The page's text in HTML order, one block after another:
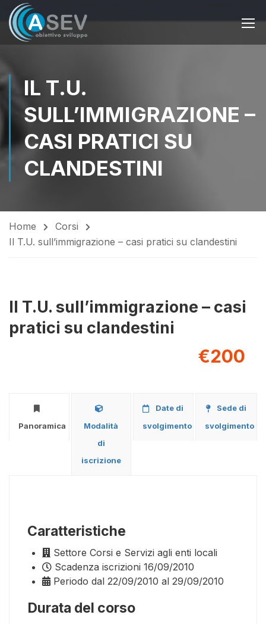
IL T.U.
SULL’IMMIGRAZIONE –
CASI PRATICI SU
CLANDESTINI
Home
Corsi
Il T.U. sull’immigrazione – casi pratici su clandestini
Il T.U. sull’immigrazione – casi
pratici su clandestini
€200
Panoramica
Modalità
di
iscrizione
Date di
svolgimento
Sede di
svolgimento
Caratteristiche
Settore Corsi e Servizi agli enti locali
Scadenza iscrizioni 16/09/2010
Periodo dal 22/09/2010 al 29/09/2010
Durata del corso